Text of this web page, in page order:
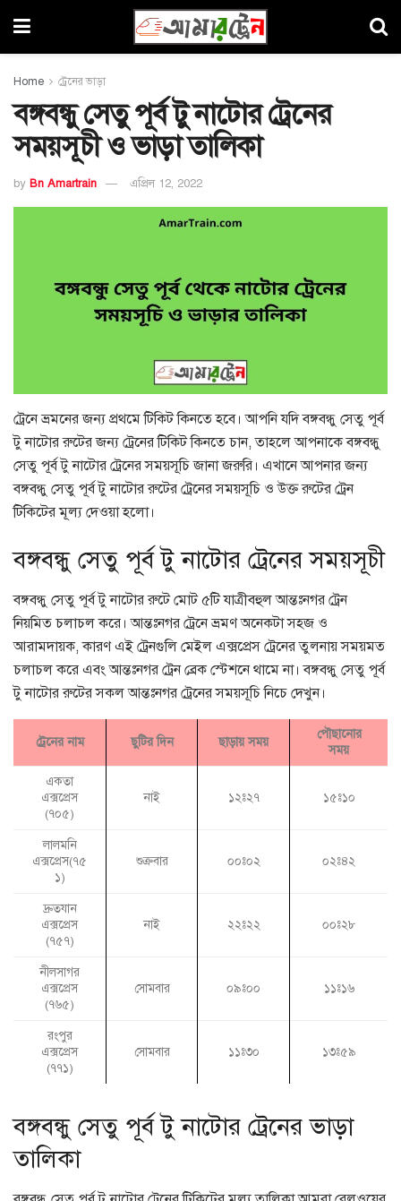
Home ট্রেনের ভাড়া
বঙ্গবন্ধু সেতু পূর্ব টু নাটোর ট্রেনের
সময়সূচী ও ভাড়া তালিকা
by Bn Amartrain এপ্রিল 12, 2022
ট্রেনে ভ্রমনের জন্য প্রথমে টিকিট কিনতে হবে। আপনি যদি বঙ্গবন্ধু সেতু পূর্ব
টু নাটোর রুটের জন্য ট্রেনের টিকিট কিনতে চান, তাহলে আপনাকে বঙ্গবন্ধু
সেতু পূর্ব টু নাটোর ট্রেনের সময়সূচি জানা জরুরি। এখানে আপনার জন্য
বঙ্গবন্ধু সেতু পূর্ব টু নাটোর রুটের ট্রেনের সময়সূচি ও উক্ত রুটের ট্রেন
টিকিটের মূল্য দেওয়া হলো।
বঙ্গবন্ধু সেতু পূর্ব টু নাটোর ট্রেনের সময়সূচী
বঙ্গবন্ধু সেতু পূর্ব টু নাটোর রুটে মোট ৫টি যাত্রীবহুল আন্তঃনগর ট্রেন
নিয়মিত চলাচল করে। আন্তঃনগর ট্রেনে ভ্রমণ অনেকটা সহজ ও
আরামদায়ক, কারণ এই ট্রেনগুলি মেইল এক্সপ্রেস ট্রেনের তুলনায় সময়মত
চলাচল করে এবং আন্তঃনগর ট্রেন ব্রেক স্টেশনে থামে না। বঙ্গবন্ধু সেতু পূর্ব
টু নাটোর রুটের সকল আন্তঃনগর ট্রেনের সময়সূচি নিচে দেখুন।
ট্রেনের নাম ছুটির দিন ছাড়ায় সময়
পৌছানোর
সময়
একতা
এক্সপ্রেস
(৭০৫)
নাই ১২ঃ২৭ ১৫ঃ১০
লালমনি
এক্সপ্রেস(৭৫
১)
শুক্রবার ০০ঃ০২ ০২ঃ৪২
দ্রুতযান
এক্সপ্রেস
(৭৫৭)
নাই ২২ঃ২২ ০০ঃ২৮
নীলসাগর
এক্সপ্রেস
(৭৬৫)
সোমবার ০৯ঃ০০ ১১ঃ১৬
রংপুর
এক্সপ্রেস
(৭৭১)
সোমবার ১১ঃ৩০ ১৩ঃ৫৯
বঙ্গবন্ধু সেতু পূর্ব টু নাটোর ট্রেনের ভাড়া
তালিকা